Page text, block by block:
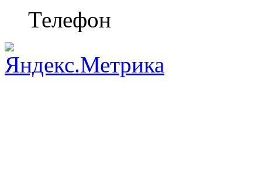
Телефон